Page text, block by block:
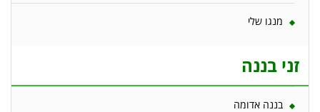
מנגו שלי
זני בננה
בננה אדומה